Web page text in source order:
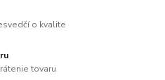
o kvalite
tovaru